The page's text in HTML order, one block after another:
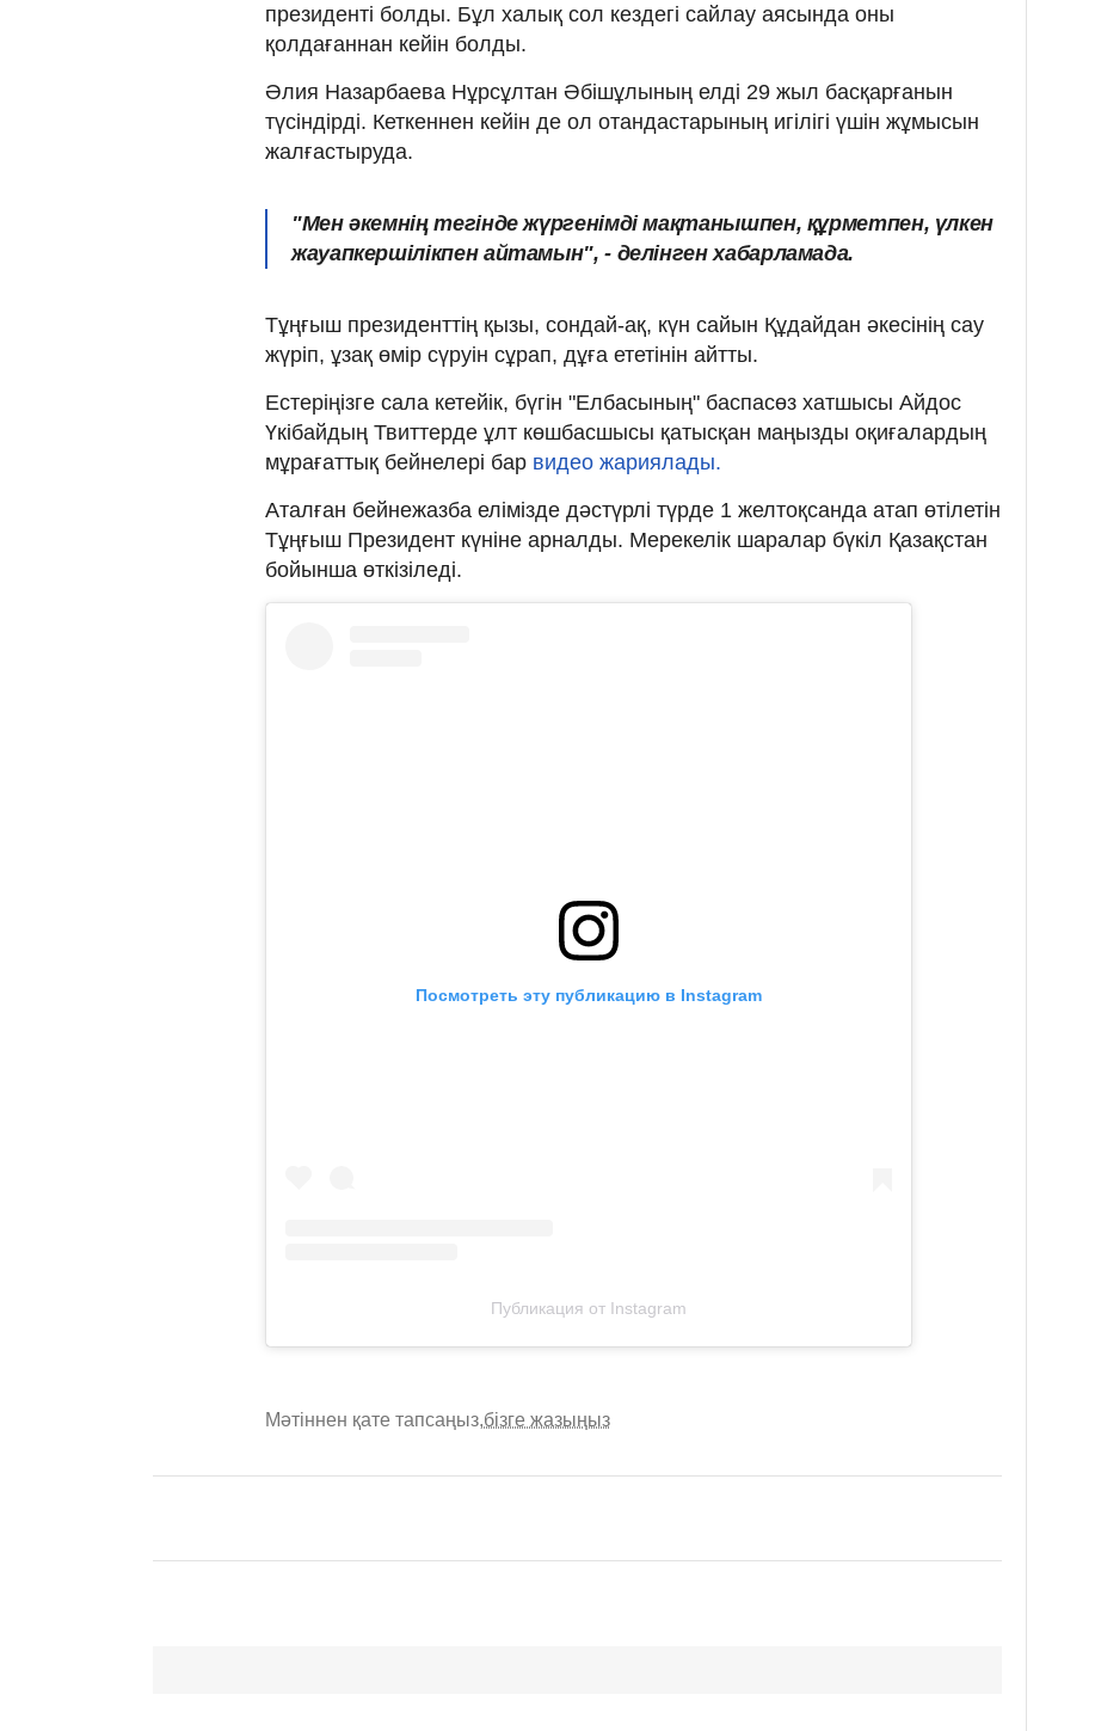
президенті болды. Бұл халық сол кездегі сайлау аясында оны
қолдағаннан кейін болды.
Әлия Назарбаева Нұрсұлтан Әбішұлының елді 29 жыл басқарғанын
түсіндірді. Кеткеннен кейін де ол отандастарының игілігі үшін жұмысын
жалғастыруда.
"Мен әкемнің тегінде жүргенімді мақтанышпен, құрметпен, үлкен
жауапкершілікпен айтамын", - делінген хабарламада.
Тұңғыш президенттің қызы, сондай-ақ, күн сайын Құдайдан әкесінің сау
жүріп, ұзақ өмір сүруін сұрап, дұға ететінін айтты.
Естеріңізге сала кетейік, бүгін "Елбасының" баспасөз хатшысы Айдос
Үкібайдың Твиттерде ұлт көшбасшысы қатысқан маңызды оқиғалардың
мұрағаттық бейнелері бар видео жариялады.
Аталған бейнежазба елімізде дәстүрлі түрде 1 желтоқсанда атап өтілетін
Тұңғыш Президент күніне арналды. Мерекелік шаралар бүкіл Қазақстан
бойынша өткізіледі.
Посмотреть эту публикацию в Instagram
Публикация от Instagram
Мәтіннен қате тапсаңыз,бізге жазыңыз